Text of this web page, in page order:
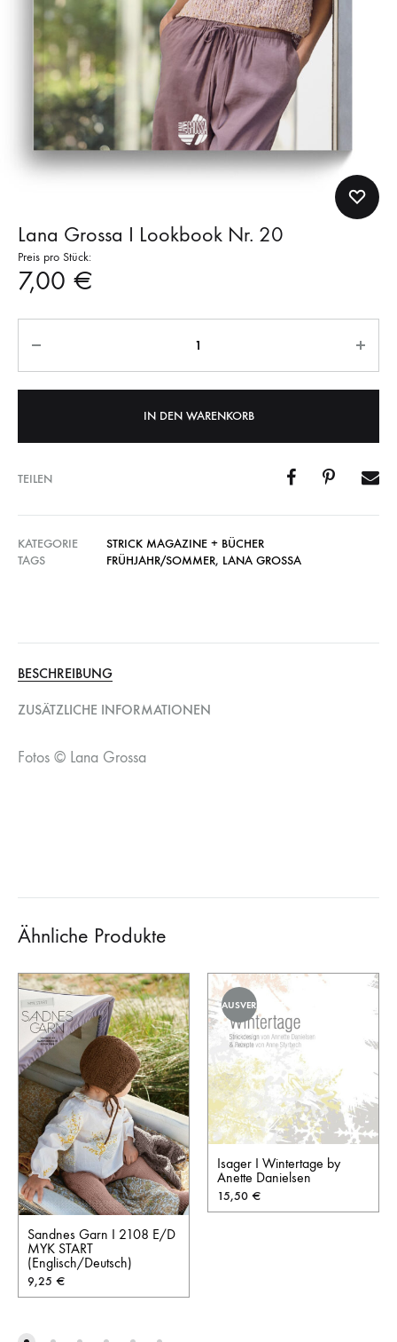
Lana Grossa I Lookbook Nr. 20
Preis pro Stück:
7,00 €
IN DEN WARENKORB
TEILEN
KATEGORIE
STRICK MAGAZINE + BÜCHER
TAGS
FRÜHJAHR/SOMMER, LANA GROSSA
BESCHREIBUNG
ZUSÄTZLICHE INFORMATIONEN
Fotos © Lana Grossa
Ähnliche Produkte
Sandnes Garn I 2108 E/D
MYK START
(Englisch/Deutsch)
9,25 €
AUSVERKAUFT
Isager I Wintertage by
Anette Danielsen
15,50 €